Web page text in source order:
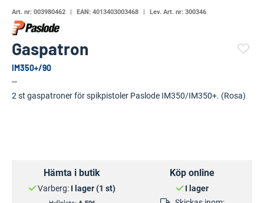
Art. nr: 003980462 EAN: 4013403003468 Lev. Art. nr: 300346
Gaspatron
IM350+/90
2 st gaspatroner för spikpistoler Paslode IM350/IM350+. (Rosa)
Hämta i butik
Varberg: I lager (1 st)
Köp online
I lager